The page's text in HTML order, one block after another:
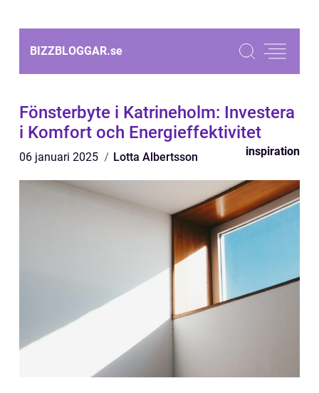
BIZZBLOGGAR.se
Fönsterbyte i Katrineholm: Investera
i Komfort och Energieffektivitet
06 januari 2025 Lotta Albertsson inspiration